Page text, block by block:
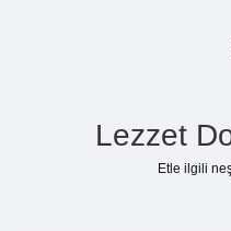
Lezzet
Etle ilgili